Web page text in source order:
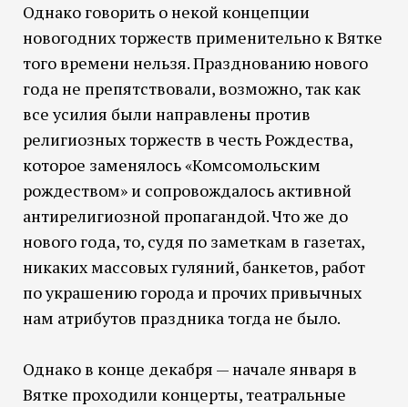
Однако говорить о некой концепции
новогодних торжеств применительно к Вятке
того времени нельзя. Празднованию нового
года не препятствовали, возможно, так как
все усилия были направлены против
религиозных торжеств в честь Рождества,
которое заменялось «Комсомольским
рождеством» и сопровождалось активной
антирелигиозной пропагандой. Что же до
нового года, то, судя по заметкам в газетах,
никаких массовых гуляний, банкетов, работ
по украшению города и прочих привычных
нам атрибутов праздника тогда не было.
Однако в конце декабря — начале января в
Вятке проходили концерты, театральные